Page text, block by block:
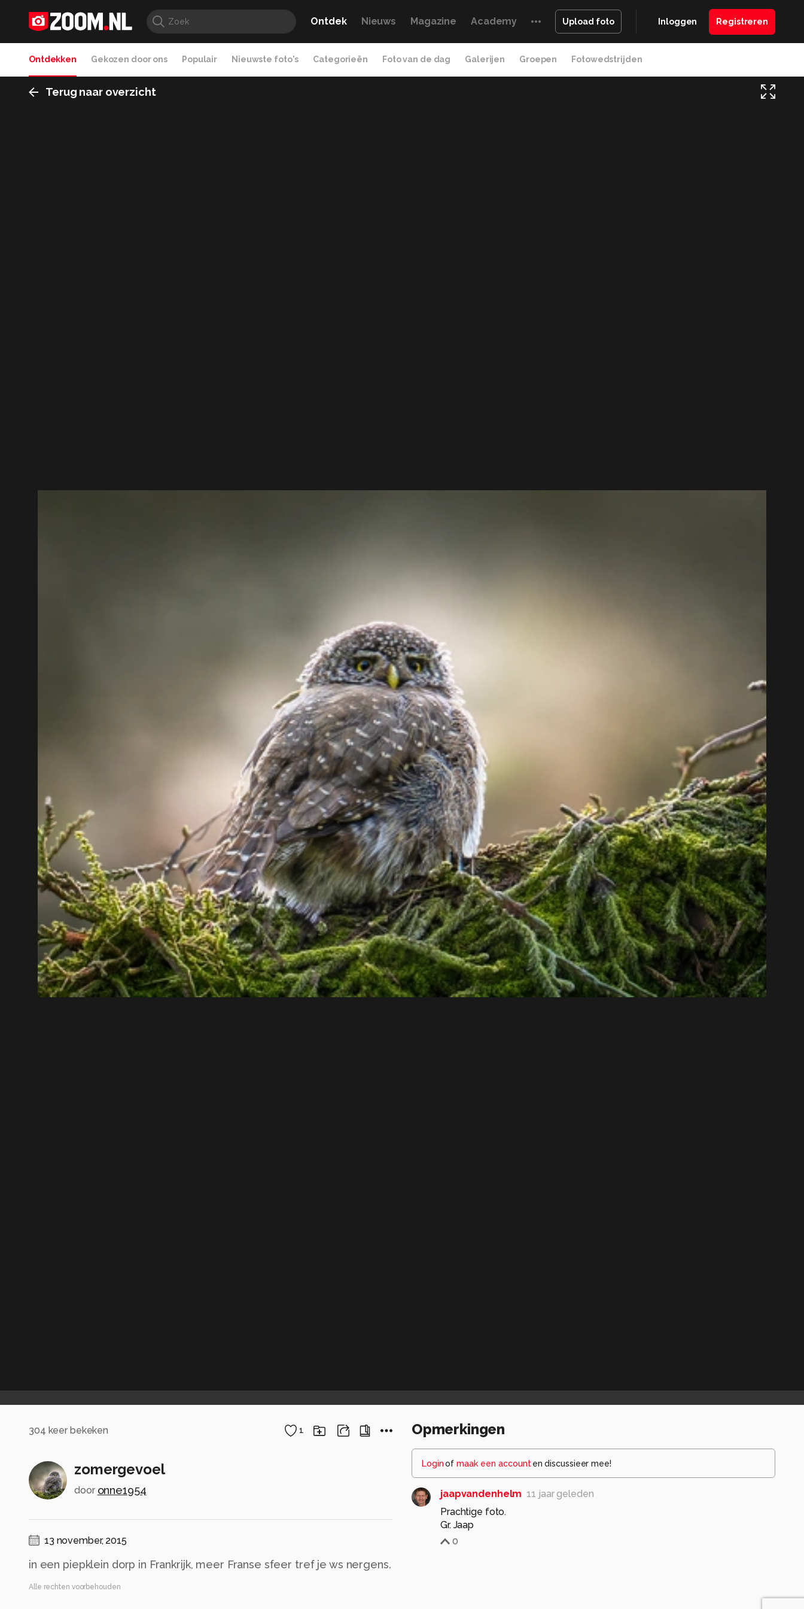
Ontdek Nieuws Magazine Academy Upload foto Inloggen Registreren
Ontdekken Gekozen door ons Populair Nieuwste foto's Categorieën Foto van de dag Galerijen Groepen Fotowedstrijden
Terug naar overzicht
304 keer bekeken 1
zomergevoel
door onne1954
13 november, 2015
in een piepklein dorp in Frankrijk, meer Franse sfeer tref je ws nergens.
Alle rechten voorbehouden
Opmerkingen
Loginof maak een account en discussieer mee!
jaapvandenhelm 11 jaar geleden
Prachtige foto.
Gr. Jaap
0